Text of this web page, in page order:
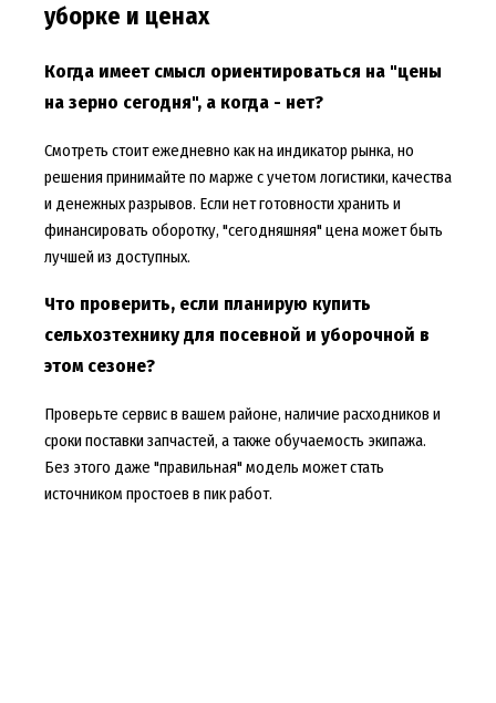
уборке и ценах
Когда имеет смысл ориентироваться на "цены
на зерно сегодня", а когда - нет?
Смотреть стоит ежедневно как на индикатор рынка, но
решения принимайте по марже с учетом логистики, качества
и денежных разрывов. Если нет готовности хранить и
финансировать оборотку, "сегодняшняя" цена может быть
лучшей из доступных.
Что проверить, если планирую купить
сельхозтехнику для посевной и уборочной в
этом сезоне?
Проверьте сервис в вашем районе, наличие расходников и
сроки поставки запчастей, а также обучаемость экипажа.
Без этого даже "правильная" модель может стать
источником простоев в пик работ.